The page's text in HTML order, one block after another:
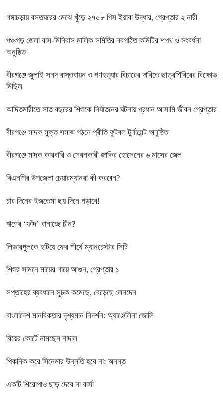
গঙ্গাচড়ায় বসতঘরের মেঝে খুঁড়ে ২৭০৮ পিস ইয়াবা উদ্ধার, গ্রেপ্তার ২ নারী
পঞ্চগড় জেলা বাস-মিনিবাস মালিক সমিতির নবগঠিত কমিটির শপথ ও সংবর্ধনা
অনুষ্ঠিত
বীরগঞ্জে জুলাই সনদ বাস্তবায়ন ও গণহত্যার বিচারের দাবিতে ছাত্রশিবিরের বিক্ষোভ
মিছিল
আদিতমারীতে সাত বছরের শিশুকে নির্যাতনের ঘটনায় প্রধান আসামি জীবন গ্রেপ্তার
বীরগঞ্জে মাদক মুক্ত সমাজ গঠনে প্রীতি ফুটবল টুর্নামেন্ট অনুষ্ঠিত
বীরগঞ্জে মাদক কারবারি ও সেবনকারী জাকির হোসেনের ৬ মাসের জেল
বিএনপির উপজেলা চেয়ারম্যানরা কী করবেন?
চার দিনের ইজতেমা ছয় দিনে গড়াবে!
ঋণের ‘ফাঁদ’ বানাচ্ছে চীন?
লিভারপুলকে হটিয়ে ফের শীর্ষে ম্যানচেস্টার সিটি
শিশুর সামনে মায়ের গায়ে আগুন, গ্রেপ্তার ১
সপ্তাহের ব্যবধানে সূচক কমেছে, বেড়েছে লেনদেন
বাংলাদেশ মানবিকতার দৃশ্যমান নিদর্শন: অ্যাঞ্জেলিনা জোলি
বিয়ের কোর্টে নামছেন নাদাল
পিকনিক করে সিনেমার উন্নতি হবে না: অনন্ত
একটি শিরোপাও ছাড় দেবে না বার্সা